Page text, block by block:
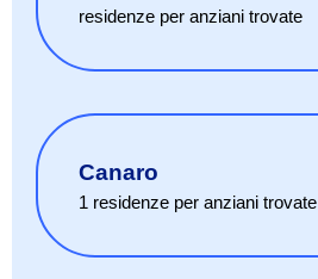
residenze per anzianitrovate
Canaro
1 residenze per anzianitrovate